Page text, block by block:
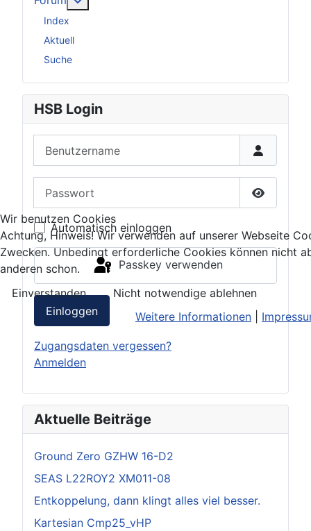
Index
Aktuell
Suche
HSB Login
Passwort
Automatisch einloggen
Passkey verwenden
Einloggen
Zugangsdaten vergessen?
Anmelden
Aktuelle Beiträge
Ground Zero GZHW 16-D2
SEAS L22ROY2 XM011-08
Entkoppelung, dann klingt alles viel besser.
Kartesian Cmp25_vHP
Wir benutzen Cookies
Achtung, Hinweis! Wir verwenden auf unserer Webseite
Zwecken. Unbedingt erforderliche Cookies können nicht
anderen schon.
Einverstanden
Nicht notwendige ablehnen
Weitere Informationen